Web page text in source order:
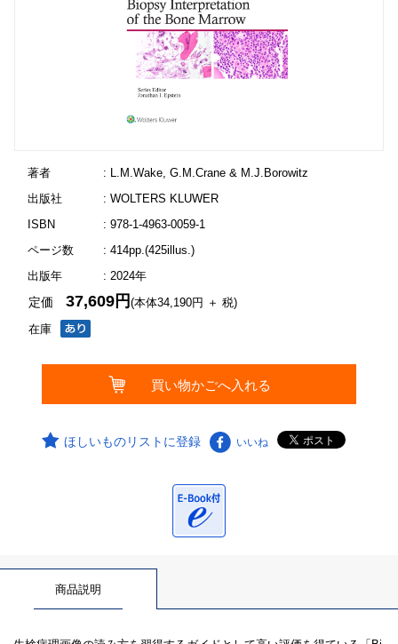
著者
: L.M.Wake, G.M.Crane & M.J.Borowitz
出版社
: WOLTERS KLUWER
ISBN
: 978-1-4963-0059-1
ページ数
: 414pp.(425illus.)
出版年
: 2024年
在庫
定価37,609円(本体34,190円 ＋ 税)
ほしいものリストに登録 いいね
商品説明